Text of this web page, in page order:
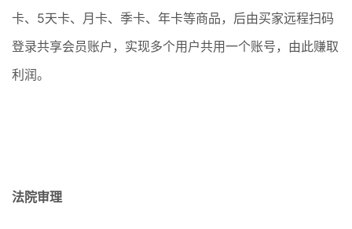
卡、5天卡、月卡、季卡、年卡等商品，后由买家远程扫码
登录共享会员账户，实现多个用户共用一个账号，由此赚取
利润。
法院审理